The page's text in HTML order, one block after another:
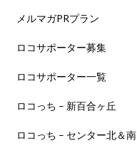
メルマガPRプラン
ロコサポーター募集
ロコサポーター一覧
ロコっち – 新百合ヶ丘
ロコっち – センター北＆南